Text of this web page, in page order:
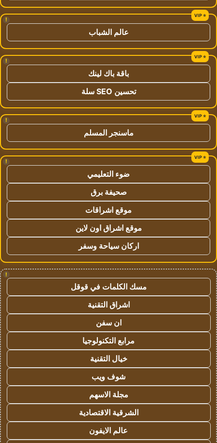
!
عالم الشباب
!
باقة باك لينك
تحسين SEO سلة
!
ماسنجر المسلم
!
ضوء التعليمي
صحيفة برق
موقع اشراقات
موقع اشراق اون لاين
اركان سياحة وسفر
!
مسك الكلمات في قوقل
اشراق التقنية
ان سفن
مرابع التكنولوجيا
خيال التقنية
شوف ويب
مجلة الاسهم
الشرقية الاقتصادية
عالم الايفون